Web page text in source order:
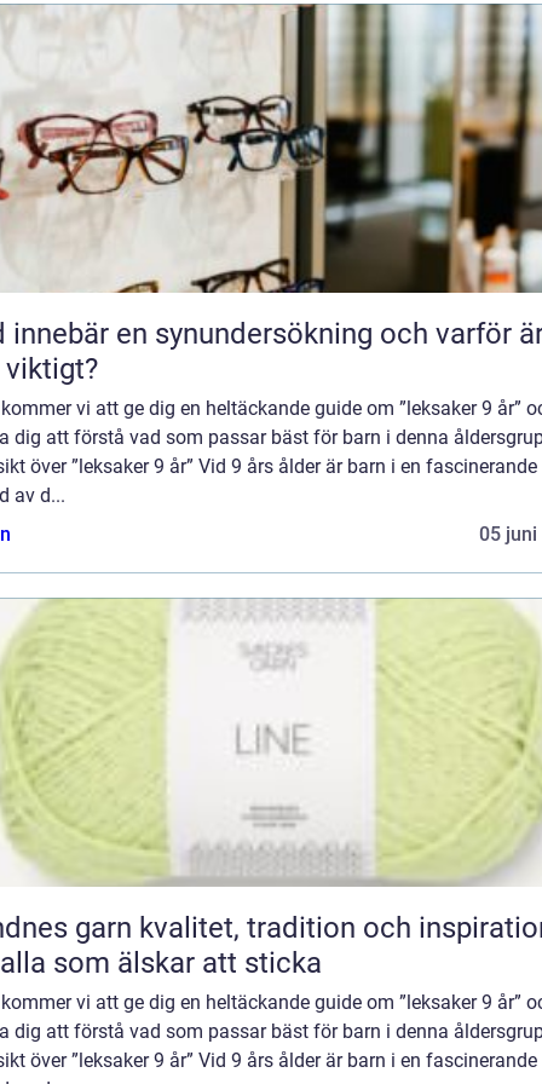
innebär en synundersökning och varför
vi att ge dig en heltäckande guide om ”leksaker 9 år”
dig att förstå vad som passar bäst för barn i denna
över ”leksaker 9 år” Vid 9 års ålder är barn i en fascinerande
av d...
05 juni
kvalitet, tradition och inspiration
som älskar att sticka
vi att ge dig en heltäckande guide om ”leksaker 9 år”
dig att förstå vad som passar bäst för barn i denna
över ”leksaker 9 år” Vid 9 års ålder är barn i en fascinerande